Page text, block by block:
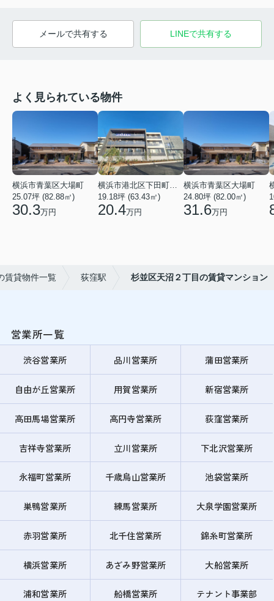
メールで共有する LINEで共有する
よく見られている物件
横浜市青葉区大場町
25.07坪 (82.88㎡)
30.3万円
19.18坪 (63.43㎡)
20.4万円
横浜市青葉区大場町
24.80坪 (82.00㎡)
31.6万円
賃貸物件一覧 荻窪駅 杉並区天沼２丁目の賃貸マンション
営業所一覧
渋谷営業所 品川営業所 蒲田営業所
自由が丘営業所 用賀営業所 新宿営業所
高田馬場営業所 高円寺営業所 荻窪営業所
吉祥寺営業所 立川営業所 下北沢営業所
永福町営業所 千歳烏山営業所 池袋営業所
巣鴨営業所 練馬営業所 大泉学園営業所
赤羽営業所 北千住営業所 錦糸町営業所
横浜営業所 あざみ野営業所 大船営業所
浦和営業所 船橋営業所 テナント事業部